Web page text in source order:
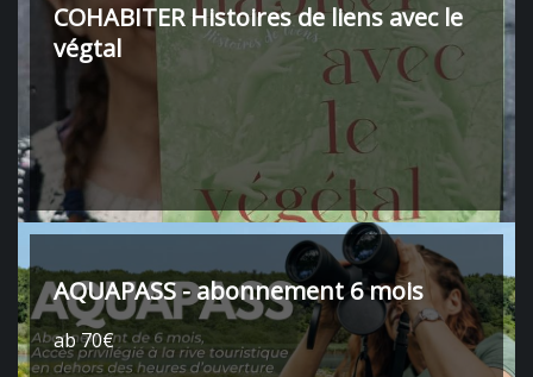
COHABITER Histoires de liens avec le
végtal
AQUAPASS - abonnement 6 mois
ab 70€